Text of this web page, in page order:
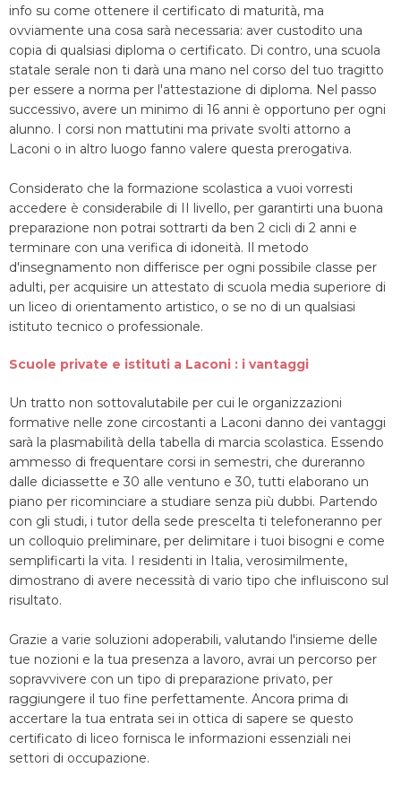
info su come ottenere il certificato di maturità, ma
ovviamente una cosa sarà necessaria: aver custodito una
copia di qualsiasi diploma o certificato. Di contro, una scuola
statale serale non ti darà una mano nel corso del tuo tragitto
per essere a norma per l'attestazione di diploma. Nel passo
successivo, avere un minimo di 16 anni è opportuno per ogni
alunno. I corsi non mattutini ma private svolti attorno a
Laconi o in altro luogo fanno valere questa prerogativa.
Considerato che la formazione scolastica a vuoi vorresti
accedere è considerabile di II livello, per garantirti una buona
preparazione non potrai sottrarti da ben 2 cicli di 2 anni e
terminare con una verifica di idoneità. Il metodo
d'insegnamento non differisce per ogni possibile classe per
adulti, per acquisire un attestato di scuola media superiore di
un liceo di orientamento artistico, o se no di un qualsiasi
istituto tecnico o professionale.
Scuole private e istituti a Laconi : i vantaggi
Un tratto non sottovalutabile per cui le organizzazioni
formative nelle zone circostanti a Laconi danno dei vantaggi
sarà la plasmabilità della tabella di marcia scolastica. Essendo
ammesso di frequentare corsi in semestri, che dureranno
dalle diciassette e 30 alle ventuno e 30, tutti elaborano un
piano per ricominciare a studiare senza più dubbi. Partendo
con gli studi, i tutor della sede prescelta ti telefoneranno per
un colloquio preliminare, per delimitare i tuoi bisogni e come
semplificarti la vita. I residenti in Italia, verosimilmente,
dimostrano di avere necessità di vario tipo che influiscono sul
risultato.
Grazie a varie soluzioni adoperabili, valutando l'insieme delle
tue nozioni e la tua presenza a lavoro, avrai un percorso per
sopravvivere con un tipo di preparazione privato, per
raggiungere il tuo fine perfettamente. Ancora prima di
accertare la tua entrata sei in ottica di sapere se questo
certificato di liceo fornisca le informazioni essenziali nei
settori di occupazione.